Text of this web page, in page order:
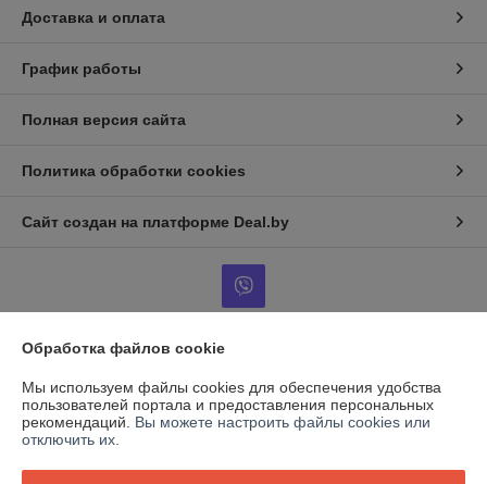
Доставка и оплата
График работы
Полная версия сайта
Политика обработки cookies
Сайт создан на платформе Deal.by
Юридическое лицо:ООО "ВентТеплоСтандарт"
РБ, 230003, г. Гродно, ул. Магистральная, д. 8, пом. 19
Обработка файлов cookie
Мы используем файлы cookies для обеспечения удобства
пользователей портала и предоставления персональных
рекомендаций. Вы можете настроить файлы cookies или
отключить их.